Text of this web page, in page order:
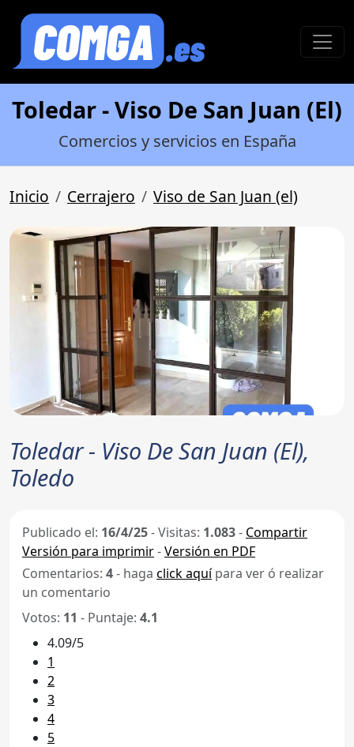
Toledar - Viso De San Juan (El)
Comercios y servicios en España
Inicio Cerrajero Viso de San Juan (el)
Toledar - Viso De San Juan (El),
Toledo
Publicado el: 16/4/25-Visitas: 1.083- Compartir
Versión para imprimir-Versión en PDF
Comentarios: 4- haga click aquípara ver ó realizar
un comentario
Votos: 11 - Puntaje: 4.1
4.09/5
1
2
3
4
5